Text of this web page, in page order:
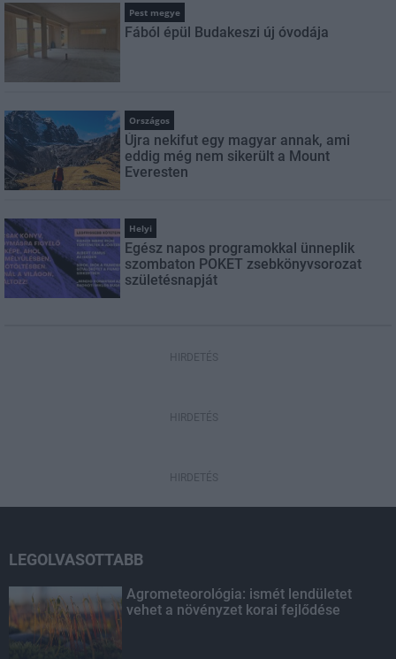
Pest megye
Fából épül Budakeszi új óvodája
Országos
Újra nekifut egy magyar annak, ami
eddig még nem sikerült a Mount
Everesten
Helyi
Egész napos programokkal ünneplik
szombaton POKET zsebkönyvsorozat
születésnapját
HIRDETÉS
HIRDETÉS
HIRDETÉS
LEGOLVASOTTABB
Agrometeorológia: ismét lendületet
vehet a növényzet korai fejlődése